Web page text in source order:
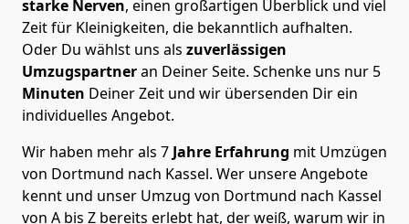
starke Nerven, einen großartigen Überblick und viel
Zeit für Kleinigkeiten, die bekanntlich aufhalten.
Oder Du wählst uns als zuverlässigen
Umzugspartneran Deiner Seite. Schenke uns nur 5
Minuten Deiner Zeit und wir übersenden Dir ein
individuelles Angebot.
Wir haben mehr als 7 Jahre Erfahrung mit Umzügen
von Dortmund nach Kassel. Wer unsere Angebote
kennt und unser Umzug von Dortmund nach Kassel
von A bis Z bereits erlebt hat, der weiß, warum wir in